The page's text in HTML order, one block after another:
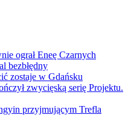
ograł Eneę Czarnych
bezbłędny
zostaje w Gdańsku
zwycięską serię Projektu.
przyjmującym Trefla